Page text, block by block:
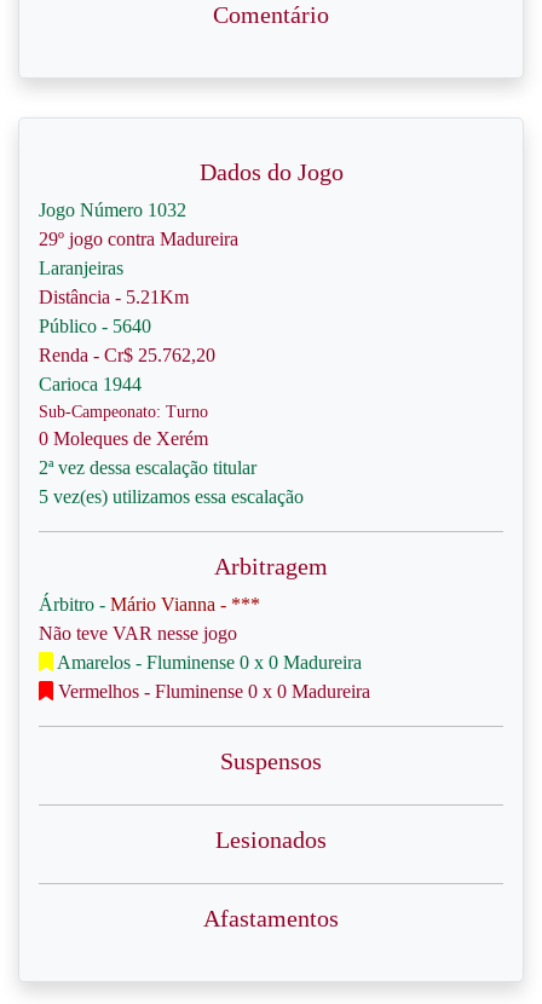
Comentário
Dados do Jogo
Jogo Número 1032
29º jogo contra Madureira
Laranjeiras
Distância - 5.21Km
Público - 5640
Renda - Cr$ 25.762,20
Carioca 1944
Sub-Campeonato: Turno
0 Moleques de Xerém
2ª vez dessa escalação titular
5 vez(es) utilizamos essa escalação
Arbitragem
Árbitro - Mário Vianna - ***
Não teve VAR nesse jogo
Amarelos - Fluminense 0 x 0 Madureira
Vermelhos - Fluminense 0 x 0 Madureira
Suspensos
Lesionados
Afastamentos